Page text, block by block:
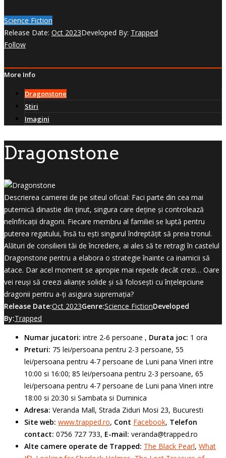
Science Fiction
Release Date: Oct 2023Developed By: Trapped
Follow
More Info
Dragonstone
Stiri
Imagini
Dragonstone
Descrierea camerei de pe siteul oficial: Faci parte din cea mai
puternică dinastie din ținut, singura care deține și controlează
neînfricații dragoni. Fiecare membru al familiei se luptă pentru
puterea regatului, însă tu ești singurul îndreptățit să preia tronul.
Alături de consilierii tăi de încredere, ai ales să te retragi în castelul
Dragonstone pentru a elabora o strategie înainte ca inamicii să
atace. Dar acel moment se apropie mai repede decât crezi… Oare
vei reuși să creezi alianțe solide și să folosești cu înțelepciune
dragonii pentru a-ți asigura supremația?
Release Date:Oct 2023Genre:Science FictionDeveloped
By:Trapped
Numar jucatori: intre 2-6 persoane , Durata joc: 1 ora
Preturi: 75 lei/persoana pentru 2-3 persoane, 55
lei/persoana pentru 4-7 persoane de Luni pana Vineri intre
10:00 si 16:00; 85 lei/persoana pentru 2-3 persoane, 65
lei/persoana pentru 4-7 persoane de Luni pana Vineri intre
18:00 si 20:30 si Sambata si Duminica
Adresa: Veranda Mall, Strada Ziduri Mosi 23, Bucuresti
Site web: www.trapped.ro, Cont Facebook, Telefon
contact: 0756 727 733, E-mail: veranda@trapped.ro
Alte camere operate de Trapped: The Black Pearl, What